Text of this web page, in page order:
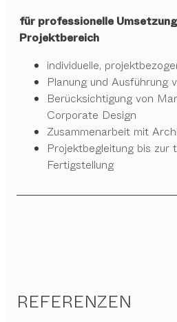
für professionelle
Projektbereich
individuelle,
Planung und Ausführung
Berücksichtigung von
Corporate Design
Zusammenarbeit mit
Projektbegleitung bis zur
Fertigstellung
REFERENZEN